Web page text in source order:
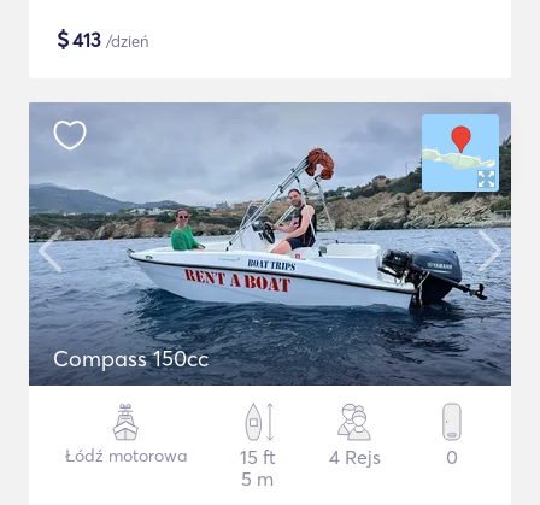
$413 /dzień
Compass 150cc
Łódź motorowa
15 ft
5 m
4 Rejs 0